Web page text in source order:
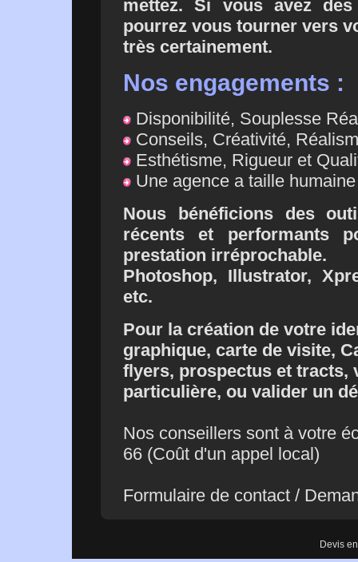
mettez. Si vous avez
pourrez vous tourner vers
très certainement.
Nos engagements :
Disponibilité, Souplesse
Conseils, Créativité,
Esthétisme, Rigueur et
Une agence a taille
Nous bénéficions des
récents et performants
prestation irréprochable.
Photoshop, Illustrator,
etc.
Pour la création de votre
graphique, carte de visite,
flyers, prospectus et tracts,
particulière, ou valider un
Nos conseillers sont à votre
66 (Coût d'un appel local)
Formulaire de contact /
Devis